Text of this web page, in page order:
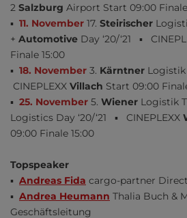
2 Salzburg Airport Start 09:00 Finale
▪ 11. November 17. Steirischer
+ Automotive Day ‘20/‘21 ▪
Finale 15:00
▪ 18. November 3. Kärntner
CINEPLEXX Villach Start 09:00
▪ 25. November 5. Wiener Logistik
Logistics Day ‘20/‘21 ▪ CINEPLEXX
09:00 Finale 15:00
Topspeaker
▪ Andreas Fida cargo-partner
▪ Andrea Heumann Thalia Buch &
Geschäftsleitung